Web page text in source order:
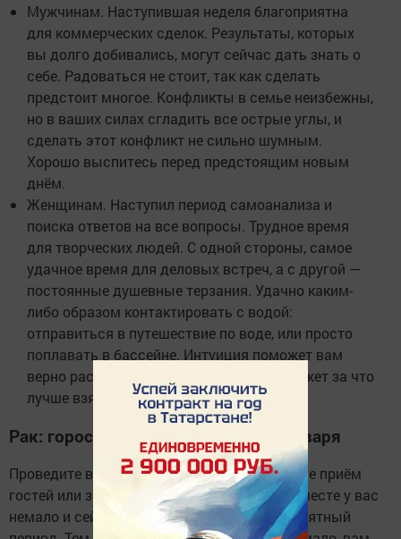
Мужчинам. Наступившая неделя благоприятна
для коммерческих сделок. Результаты, которых
вы долго добивались, могут сейчас дать знать о
себе. Радоваться не стоит, так как сделать
предстоит многое. Конфликты в семье неизбежны,
но в ваших силах сгладить все острые углы, и
сделать этот конфликт не сильно шумным.
Хорошо выспитесь перед предстоящим новым
днём.
Женщинам. Наступил период самоанализа и
поиска ответов на все вопросы. Трудное время
для творческих людей. С одной стороны, самое
удачное время для деловых встреч, а с другой —
постоянные душевные терзания. Удачно каким-
либо образом контактировать с водой:
отправиться в путешествие по воде, или просто
поплавать в бассейне. Интуиция поможет вам
верно распределить свои силы и подскажет за что
лучше взяться.
Рак: гороскоп на неделю с 1 по 5 января
Проведите время в семейном кругу, устройте приём
гостей или застолье. Поводов собраться вместе у вас
немало и сейчас для этого самый благоприятный